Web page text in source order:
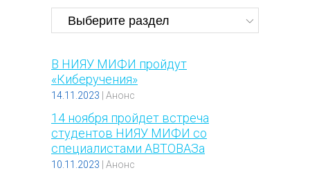
В НИЯУ МИФИ пройдут
«Киберучения»
14.11.2023 Анонс
14 ноября пройдет встреча
студентов НИЯУ МИФИ со
специалистами АВТОВАЗа
10.11.2023 Анонс